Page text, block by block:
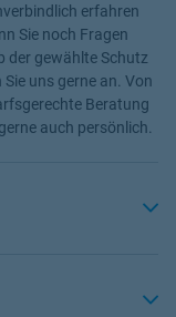
erfahren
Sie noch Fragen
der gewählte Schutz
uns gerne an. Von
Beratung
auch persönlich.